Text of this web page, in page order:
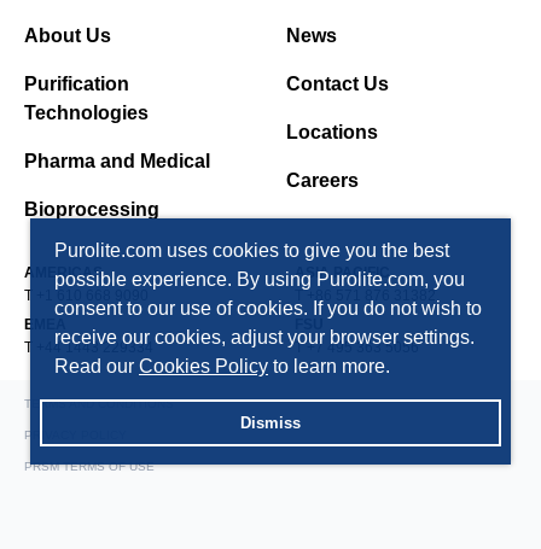
Purolite.com uses cookies to give you the best
possible experience. By using Purolite.com, you
consent to our use of cookies. If you do not wish to
receive our cookies, adjust your browser settings.
Read our Cookies Policy to learn more.
Dismiss
About Us
Purification
Technologies
Pharma and Medical
Bioprocessing
News
Contact Us
Locations
Careers
AMERICAS
T +1 610 668 9090
ASIA PACIFIC
EMEA
T +44 1443 229334
T +7 495 363 5056
TERMS AND CONDITIONS
PRIVACY POLICY
PRSM TERMS OF USE